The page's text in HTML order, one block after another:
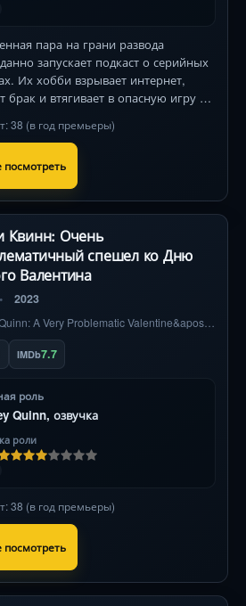
пара на грани развода
запускает подкаст о серийных
Их хобби взрывает интернет,
брак и втягивает в опасную игру с
38 (в год премьеры)
посмотреть
Квинн: Очень
спешел ко Дню
Валентина
2023
IMDb7.7
роль
Quinn, озвучка
роли
38 (в год премьеры)
посмотреть